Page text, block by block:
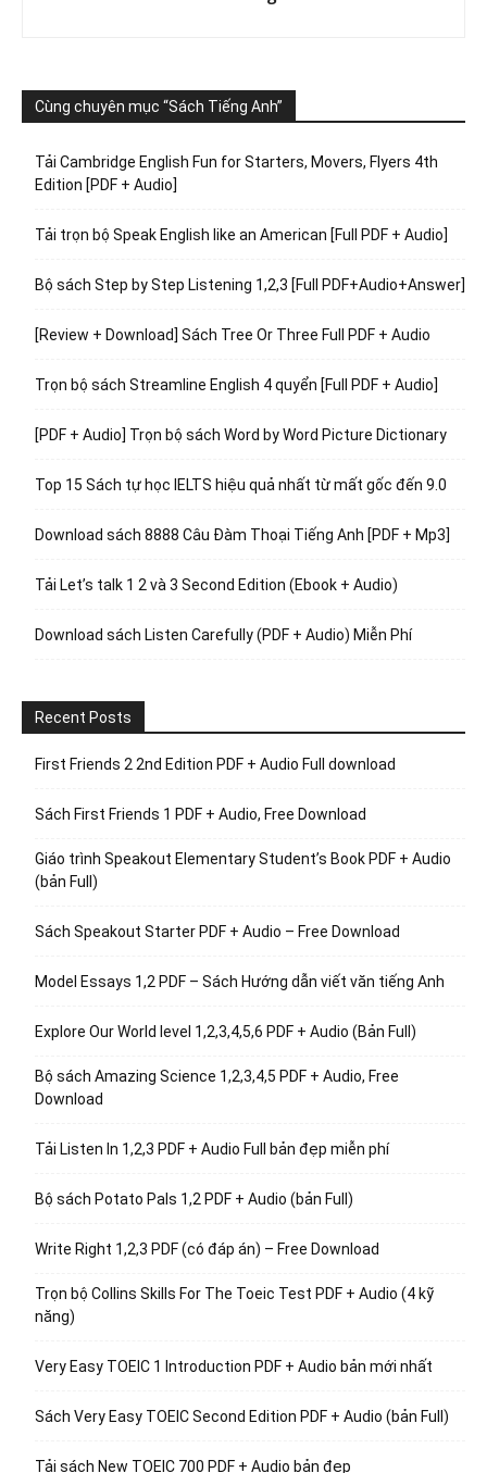
Cùng chuyên mục “Sách Tiếng Anh”
Tải Cambridge English Fun for Starters, Movers, Flyers 4th
Edition [PDF + Audio]
Tải trọn bộ Speak English like an American [Full PDF + Audio]
Bộ sách Step by Step Listening 1,2,3 [Full PDF+Audio+Answer]
[Review + Download] Sách Tree Or Three Full PDF + Audio
Trọn bộ sách Streamline English 4 quyển [Full PDF + Audio]
[PDF + Audio] Trọn bộ sách Word by Word Picture Dictionary
Top 15 Sách tự học IELTS hiệu quả nhất từ mất gốc đến 9.0
Download sách 8888 Câu Đàm Thoại Tiếng Anh [PDF + Mp3]
Tải Let’s talk 1 2 và 3 Second Edition (Ebook + Audio)
Download sách Listen Carefully (PDF + Audio) Miễn Phí
Recent Posts
First Friends 2 2nd Edition PDF + Audio Full download
Sách First Friends 1 PDF + Audio, Free Download
Giáo trình Speakout Elementary Student’s Book PDF + Audio
(bản Full)
Sách Speakout Starter PDF + Audio – Free Download
Model Essays 1,2 PDF – Sách Hướng dẫn viết văn tiếng Anh
Explore Our World level 1,2,3,4,5,6 PDF + Audio (Bản Full)
Bộ sách Amazing Science 1,2,3,4,5 PDF + Audio, Free
Download
Tải Listen In 1,2,3 PDF + Audio Full bản đẹp miễn phí
Bộ sách Potato Pals 1,2 PDF + Audio (bản Full)
Write Right 1,2,3 PDF (có đáp án) – Free Download
Trọn bộ Collins Skills For The Toeic Test PDF + Audio (4 kỹ
năng)
Very Easy TOEIC 1 Introduction PDF + Audio bản mới nhất
Sách Very Easy TOEIC Second Edition PDF + Audio (bản Full)
Tải sách New TOEIC 700 PDF + Audio bản đẹp